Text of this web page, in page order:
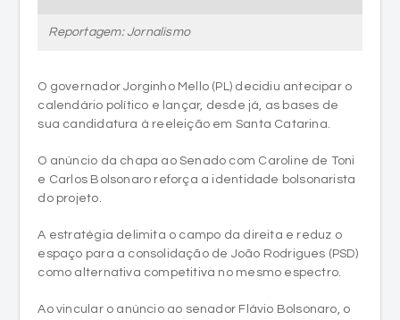
Reportagem: Jornalismo
O governador Jorginho Mello (PL) decidiu antecipar o
calendário político e lançar, desde já, as bases de
sua candidatura à reeleição em Santa Catarina.
O anúncio da chapa ao Senado com Caroline de Toni
e Carlos Bolsonaro reforça a identidade bolsonarista
do projeto.
A estratégia delimita o campo da direita e reduz o
espaço para a consolidação de João Rodrigues (PSD)
como alternativa competitiva no mesmo espectro.
Ao vincular o anúncio ao senador Flávio Bolsonaro, o